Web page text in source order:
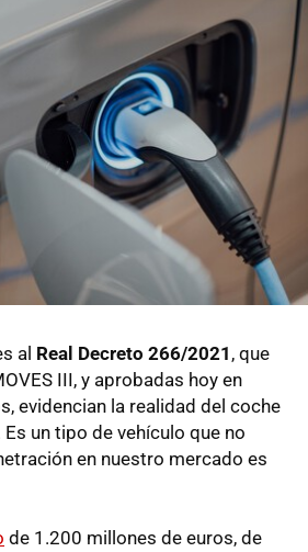
al Real Decreto 266/2021 , que
III, y aprobadas hoy en
evidencian la realidad del coche
un tipo de vehículo que no
en nuestro mercado es
de 1.200 millones de euros, de